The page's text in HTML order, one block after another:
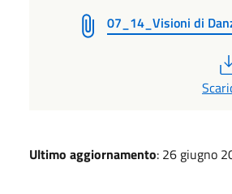
07_14_Visioni di
Ultimo aggiornamento: 26 giugno